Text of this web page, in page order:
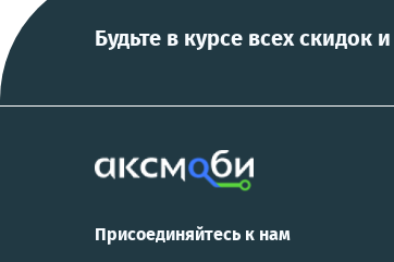
Будьте в курсе всех скидок
Присоединяйтесь к нам